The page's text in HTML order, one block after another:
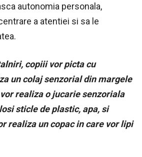
autonomia personala,
a atentiei si sa le
copiii vor picta cu
un colaj senzorial din margele
realiza o jucarie senzoriala
sticle de plastic, apa, si
realiza un copac in care vor lipi